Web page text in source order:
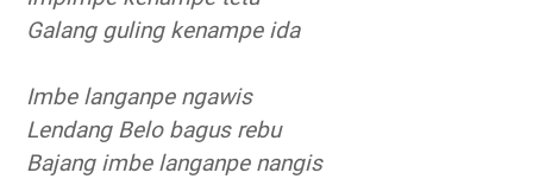
Galang guling kenampe ida
Imbe langanpe ngawis
Lendang Belo bagus rebu
Bajang imbe langanpe nangis